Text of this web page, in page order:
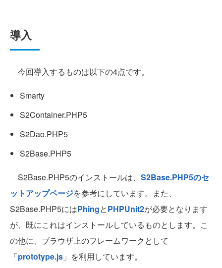
導入
今回導入するものは以下の4点です。
Smarty
S2Container.PHP5
S2Dao.PHP5
S2Base.PHP5
S2Base.PHP5のインストールは、 S2Base.PHP5のセ
ットアップページを参考にしています。また、
S2Base.PHP5にはPhingとPHPUnit2が必要となります
が、既にこれはインストールしているものとします。こ
の他に、ブラウザ上のフレームワークとして
「prototype.js 」を利用しています。